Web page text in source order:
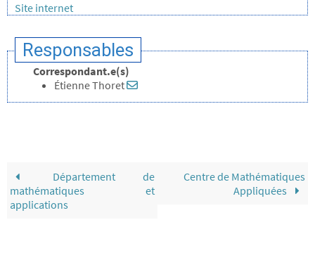
Site internet
Responsables
Correspondant.e(s)
Étienne Thoret
Département de
mathématiques et
applications
Centre de Mathématiques
Appliquées